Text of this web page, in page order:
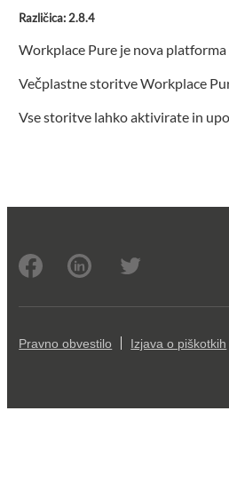
Različica: 2.8.4
Workplace Pure je nova
Večplastne storitve Workplace
Vse storitve lahko aktivirate in
Pravno obvestilo Izjava o piškotkih